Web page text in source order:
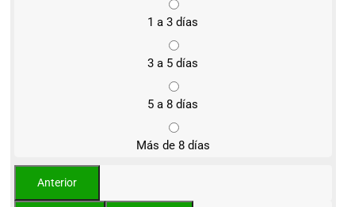
1 a 3 días
3 a 5 días
5 a 8 días
Más de 8 días